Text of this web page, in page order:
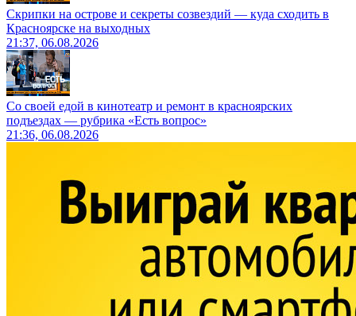
Скрипки на острове и секреты созвездий — куда сходить в
Красноярске на выходных
21:37, 06.08.2026
Со своей едой в кинотеатр и ремонт в красноярских
подъездах — рубрика «Есть вопрос»
21:36, 06.08.2026